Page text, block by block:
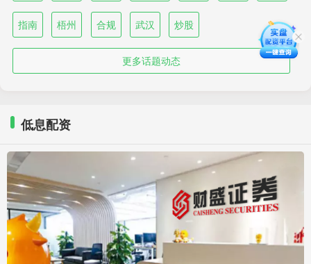
指南 梧州 合规 武汉 炒股
更多话题动态
低息配资